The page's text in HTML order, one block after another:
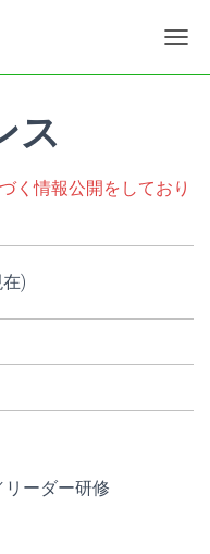
ビ
ン
を
ス
く情報公開をしており
)
リーダー研修